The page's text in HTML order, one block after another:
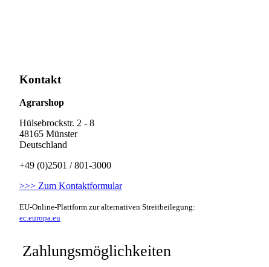
Kontakt
Agrarshop
Hülsebrockstr. 2 - 8
48165 Münster
Deutschland
+49 (0)2501 / 801-3000
>>> Zum Kontaktformular
EU-Online-Plattform zur alternativen Streitbeilegung:
ec.europa.eu
Zahlungsmöglichkeiten